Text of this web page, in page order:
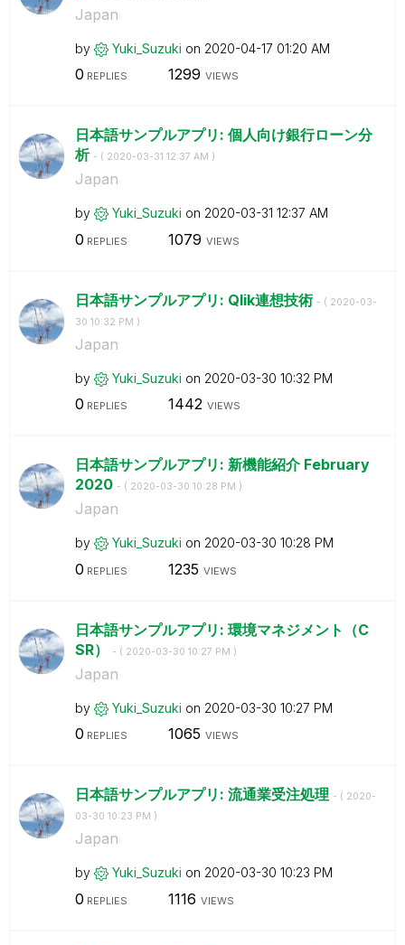
Japan
by Yuki_Suzuki on ‎2020-04-17 01:20 AM
0 REPLIES 1299 VIEWS
日本語サンプルアプリ: 個人向け銀行ローン分
析 - ( ‎2020-03-31 12:37 AM )
Japan
by Yuki_Suzuki on ‎2020-03-31 12:37 AM
0 REPLIES 1079 VIEWS
日本語サンプルアプリ: Qlik連想技術 - ( ‎2020-03-
30 10:32 PM )
Japan
by Yuki_Suzuki on ‎2020-03-30 10:32 PM
0 REPLIES 1442 VIEWS
日本語サンプルアプリ: 新機能紹介 February
2020 - ( ‎2020-03-30 10:28 PM )
Japan
by Yuki_Suzuki on ‎2020-03-30 10:28 PM
0 REPLIES 1235 VIEWS
日本語サンプルアプリ: 環境マネジメント（C
SR）
- ( ‎2020-03-30 10:27 PM )
Japan
by Yuki_Suzuki on ‎2020-03-30 10:27 PM
0 REPLIES 1065 VIEWS
日本語サンプルアプリ: 流通業受注処理 - ( ‎2020-
03-30 10:23 PM )
Japan
by Yuki_Suzuki on ‎2020-03-30 10:23 PM
0 REPLIES 1116 VIEWS